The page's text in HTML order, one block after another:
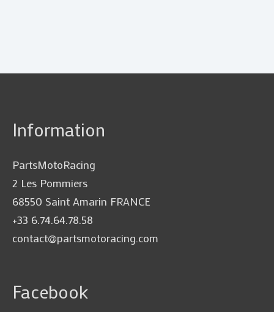
Information
PartsMotoRacing
2 Les Pommiers
68550 Saint Amarin FRANCE
+33 6.74.64.78.58
contact@partsmotoracing.com
Facebook